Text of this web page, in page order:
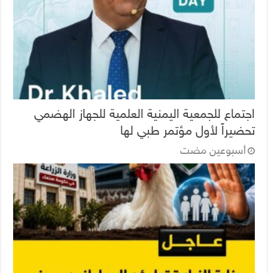
اجتماع للجمعية اليمنية العلمية للجهاز الهضمي
تحضيراً لأول مؤتمر طبي لها
‏أسبوعين مضت